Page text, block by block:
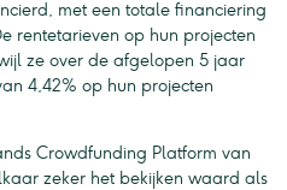
met een totale financiering
rentetarieven op hun projecten
ze over de afgelopen 5 jaar
4,42% op hun projecten
Crowdfunding Platform van
zeker het bekijken waard als